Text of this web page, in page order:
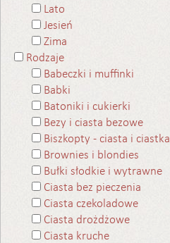
Lato
Jesień
Zima
Rodzaje
Babeczki i muffinki
Babki
Batoniki i cukierki
Bezy i ciasta bezowe
Biszkopty - ciasta i ciastka
Brownies i blondies
Bułki słodkie i wytrawne
Ciasta bez pieczenia
Ciasta czekoladowe
Ciasta drożdżowe
Ciasta kruche